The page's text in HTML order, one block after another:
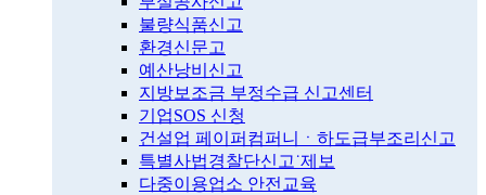
불량식품신고
환경신문고
예산낭비신고
지방보조금 부정수급 신고센터
기업SOS 신청
건설업 페이퍼컴퍼니ㆍ하도급부조리신고
특별사법경찰단신고˙제보
다중이용업소 안전교육